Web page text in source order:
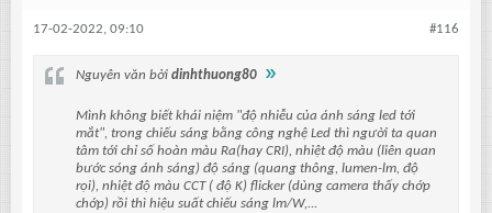
#116
17-02-2022, 09:10
Nguyên văn bởi dinhthuong80
Mình không biết khái niệm "độ nhiễu của ánh sáng led tới
mắt", trong chiếu sáng bằng công nghệ Led thì người ta quan
tâm tới chỉ số hoàn màu Ra(hay CRI), nhiệt độ màu (liên quan
bước sóng ánh sáng) độ sáng (quang thông, lumen-lm, độ
rọi), nhiệt độ màu CCT ( độ K) flicker (dùng camera thấy chớp
chớp) rồi thì hiệu suất chiếu sáng lm/W,...